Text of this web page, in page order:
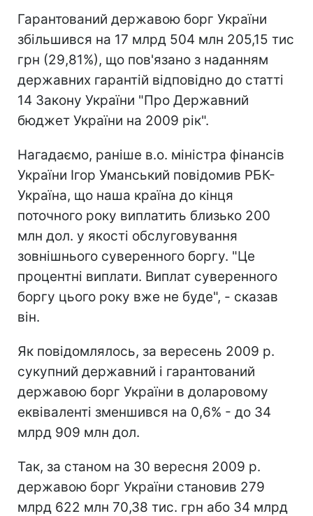
Гарантований державою борг України
збільшився на 17 млрд 504 млн 205,15 тис
грн (29,81%), що пов'язано з наданням
державних гарантій відповідно до статті
14 Закону України "Про Державний
бюджет України на 2009 рік".
Нагадаємо, раніше в.о. міністра фінансів
України Ігор Уманський повідомив РБК-
Україна, що наша країна до кінця
поточного року виплатить близько 200
млн дол. у якості обслуговування
зовнішнього суверенного боргу. "Це
процентні виплати. Виплат суверенного
боргу цього року вже не буде", - сказав
він.
Як повідомлялось, за вересень 2009 р.
сукупний державний і гарантований
державою борг України в доларовому
еквіваленті зменшився на 0,6% - до 34
млрд 909 млн дол.
Так, за станом на 30 вересня 2009 р.
державою борг України становив 279
млрд 622 млн 70,38 тис. грн або 34 млрд